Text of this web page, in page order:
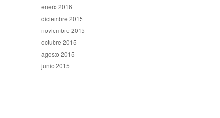
enero 2016
diciembre 2015
noviembre 2015
octubre 2015
agosto 2015
junio 2015